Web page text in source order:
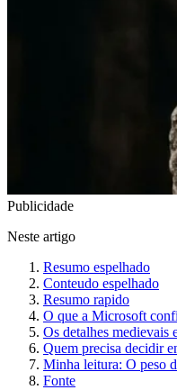
Publicidade
Neste artigo
Resumo espelhado
Conteudo espelhado
Resumo rapido
O que a Microsoft
Os detalhes medievais
Quem precisa decidir
Minha leitura: O peso
Fonte